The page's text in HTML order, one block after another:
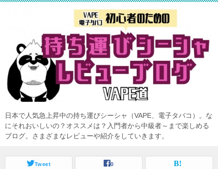
日本で人気急上昇中の持ち運びシーシャ（VAPE、電子タバコ）。な
にそれおいしいの？オススメは？入門者から中級者～まで楽しめる
ブログ。さまざまなレビューや紹介をしていきます。
Tweet 0